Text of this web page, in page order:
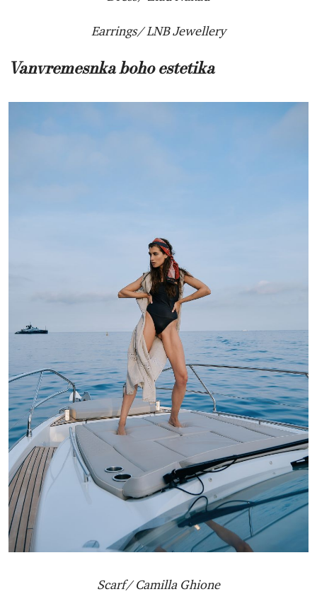
Earrings/ LNB Jewellery
Vanvremesnka boho estetika
Scarf/ Camilla Ghione